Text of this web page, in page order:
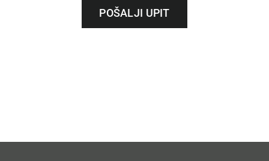
POŠALJI UPIT